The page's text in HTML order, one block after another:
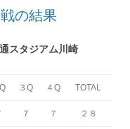
の結果
スタジアム川崎
３Q ４Q TOTAL
７ ７ ２８